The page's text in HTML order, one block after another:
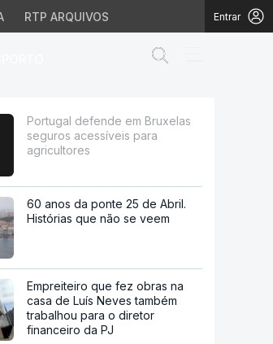
RTP ARQUIVOS Entrar
para
Portugal defende em Bruxelas
seguros acessíveis para
agricultores
60 anos da ponte 25 de Abril.
Histórias que não se veem
Empreiteiro que fez obras na
casa de Luís Neves também
trabalhou para o diretor
financeiro da PJ